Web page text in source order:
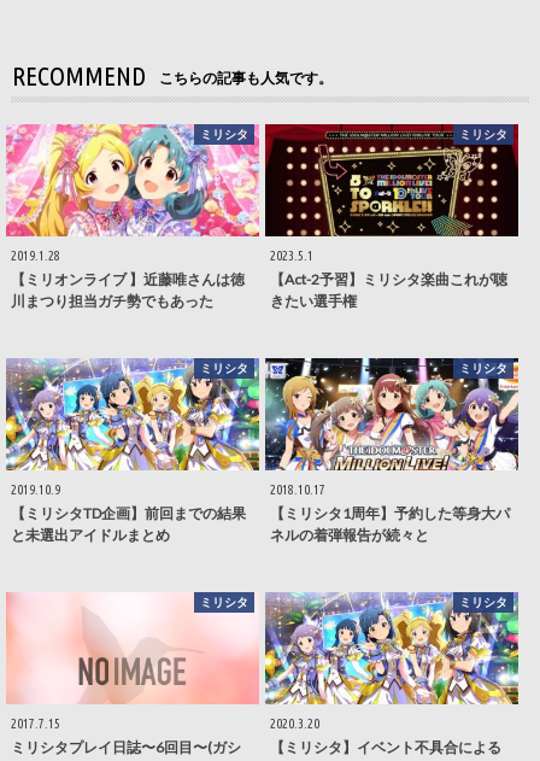
RECOMMEND こちらの記事も人気です。
ミリシタ
2019.1.28
【ミリオンライブ 】近藤唯さんは徳
川まつり担当ガチ勢でもあった
ミリシタ
2023.5.1
【Act-2予習】ミリシタ楽曲これが聴
きたい選手権
ミリシタ
2019.10.9
【ミリシタTD企画】前回までの結果
と未選出アイドルまとめ
ミリシタ
2018.10.17
【ミリシタ1周年】予約した等身大パ
ネルの着弾報告が続々と
ミリシタ
2017.7.15
ミリシタプレイ日誌〜6回目〜(ガシ
ミリシタ
2020.3.20
【ミリシタ】イベント不具合による